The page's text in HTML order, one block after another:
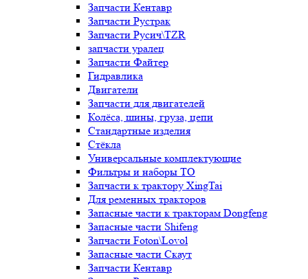
Запчасти Кентавр
Запчасти Рустрак
Запчасти Русич\TZR
запчасти уралец
Запчасти Файтер
Гидравлика
Двигатели
Запчасти для двигателей
Колёса, шины, груза, цепи
Стандартные изделия
Стёкла
Универсальные комплектующие
Фильтры и наборы ТО
Запчасти к трактору XingTai
Для ременных тракторов
Запасные части к тракторам Dongfeng
Запасные части Shifeng
Запчасти Foton\Lovol
Запасные части Скаут
Запчасти Кентавр